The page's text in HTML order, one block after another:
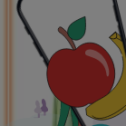
Ofertas
supermercados
eléctrico
asiática